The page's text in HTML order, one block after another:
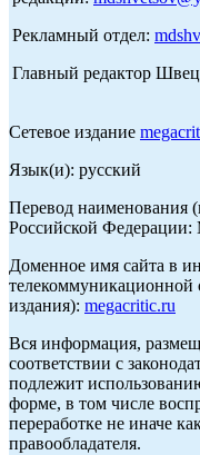
Рекламный отдел:
Главный редактор
Сетевое издание
Язык(и): русский
Перевод наименования
Российской Федерации:
Доменное имя сайта в
телекоммуникационной
издания): megacritic.ru
Вся информация,
соответствии с
подлежит
форме, в том числе
переработке не иначе
правообладателя.